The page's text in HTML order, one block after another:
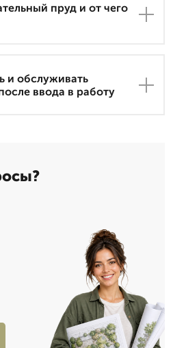
пруд и от чего
и обслуживать
ввода в работу